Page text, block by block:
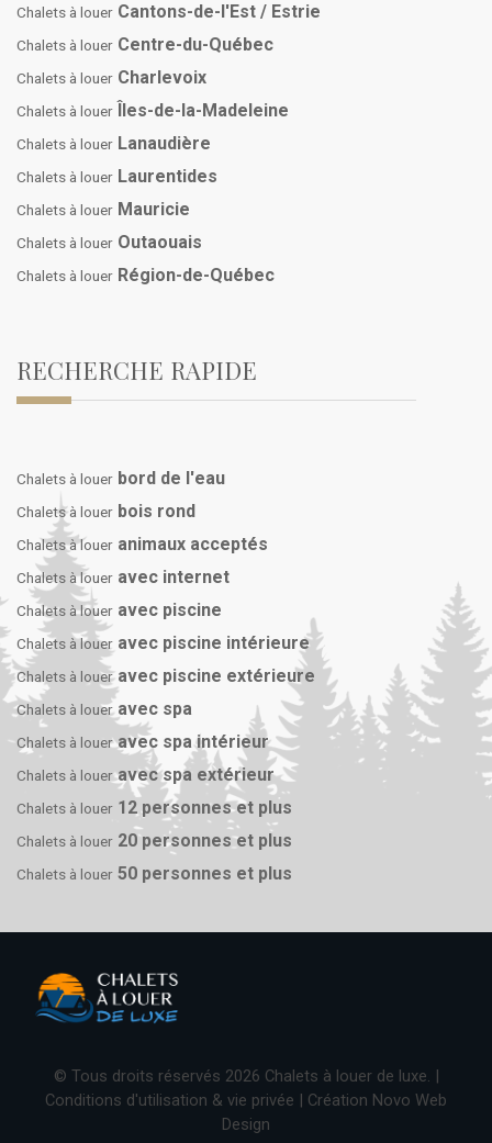
Chalets à louer Cantons-de-l'Est / Estrie
Chalets à louer Centre-du-Québec
Chalets à louer Charlevoix
Chalets à louer Îles-de-la-Madeleine
Chalets à louer Lanaudière
Chalets à louer Laurentides
Chalets à louer Mauricie
Chalets à louer Outaouais
Chalets à louer Région-de-Québec
RECHERCHE RAPIDE
Chalets à louer bord de l'eau
Chalets à louer bois rond
Chalets à louer animaux acceptés
Chalets à louer avec internet
Chalets à louer avec piscine
Chalets à louer avec piscine intérieure
Chalets à louer avec piscine extérieure
Chalets à louer avec spa
Chalets à louer avec spa intérieur
Chalets à louer avec spa extérieur
Chalets à louer 12 personnes et plus
Chalets à louer 20 personnes et plus
Chalets à louer 50 personnes et plus
© Tous droits réservés 2026 Chalets à louer de luxe. |
Conditions d'utilisation & vie privée | Création Novo Web
Design